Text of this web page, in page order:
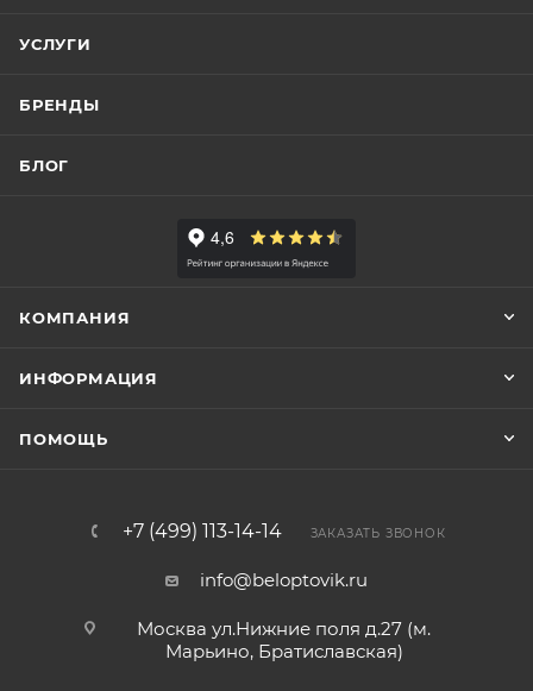
УСЛУГИ
БРЕНДЫ
БЛОГ
КОМПАНИЯ
ИНФОРМАЦИЯ
ПОМОЩЬ
+7 (499) 113-14-14 ЗАКАЗАТЬ ЗВОНОК
info@beloptovik.ru
Москва ул.Нижние поля д.27 (м.
Марьино, Братиславская)